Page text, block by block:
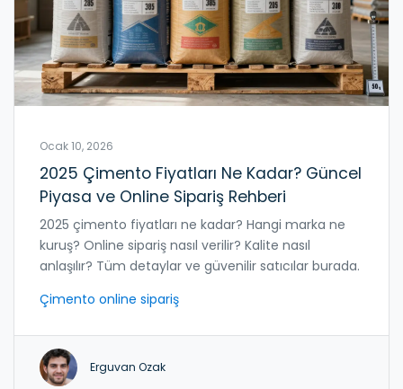
Ocak 10, 2026
2025 Çimento Fiyatları Ne Kadar? Güncel
Piyasa ve Online Sipariş Rehberi
2025 çimento fiyatları ne kadar? Hangi marka ne
kuruş? Online sipariş nasıl verilir? Kalite nasıl
anlaşılır? Tüm detaylar ve güvenilir satıcılar burada.
Çimento online sipariş
Erguvan Ozak